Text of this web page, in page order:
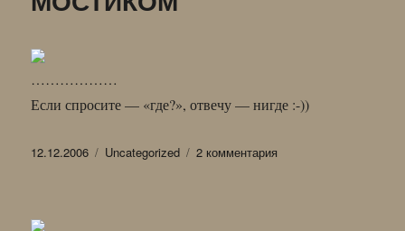
………………
Если спросите — «где?», отвечу — нигде :-))
Опубликовано
12.12.2006 Рубрики
Uncategorized 2 комментария